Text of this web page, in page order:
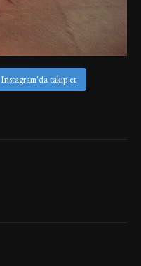
Instagram'da takip et